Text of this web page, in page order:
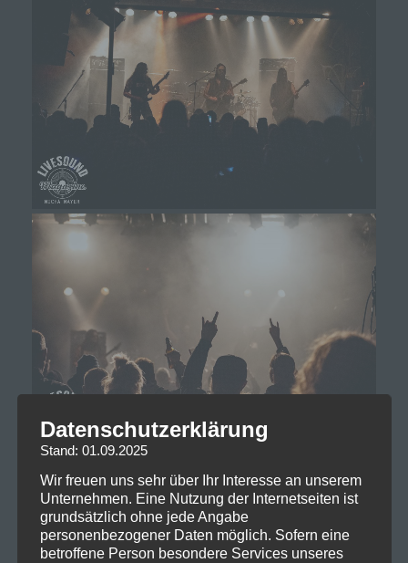
Datenschutzerklärung
Stand: 01.09.2025
Wir freuen uns sehr über Ihr Interesse an unserem
Unternehmen. Eine Nutzung der Internetseiten ist
grundsätzlich ohne jede Angabe
personenbezogener Daten möglich. Sofern eine
betroffene Person besondere Services unseres